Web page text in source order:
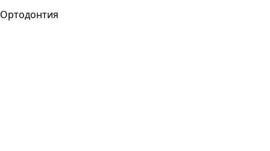
Ортодонтия